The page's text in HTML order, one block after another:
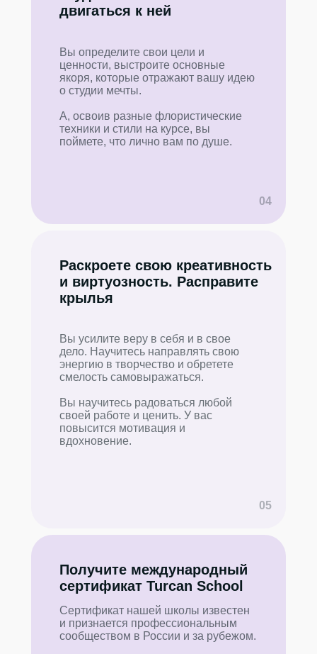
Получите международный
сертификат Turcan School
Сертификат нашей школы известен
и признается профессиональным
сообществом в России и за рубежом.
04
двигаться к ней
Вы определите свои цели и
ценности, выстроите основные
якоря, которые отражают вашу идею
о студии мечты.
А, освоив разные флористические
техники и стили на курсе, вы
поймете, что лично вам по душе.
Раскроете свою креативность
и виртуозность. Расправите
крылья
Вы усилите веру в себя и в свое
дело. Научитесь направлять свою
энергию в творчество и обретете
смелость самовыражаться.
Вы научитесь радоваться любой
своей работе и ценить. У вас
повысится мотивация и
вдохновение.
05